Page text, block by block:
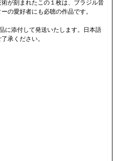
が刻まれたこの１枚は、ブラジル音
の愛好者にも必聴の作品です。
に添付して発送いたします。日本語
承ください。